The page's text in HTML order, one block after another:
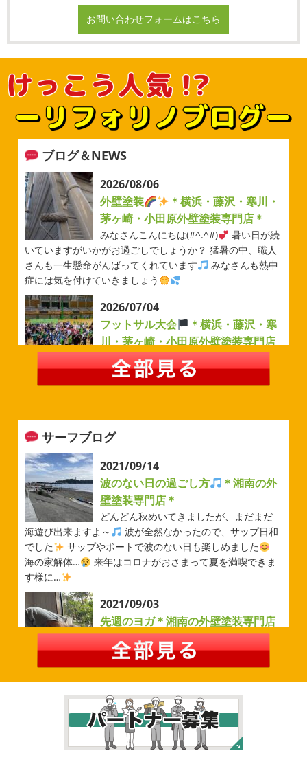
お問い合わせフォームはこちら
ブログ＆NEWS
2026/08/06
外壁塗装
＊横浜・藤沢・寒川・
茅ヶ崎・小田原外壁塗装専門店＊
みなさんこんにちは(#^.^#)
暑い日が続
いていますがいかがお過ごしでしょうか？ 猛暑の中、職人
さんも一生懸命がんばってくれています
みなさんも熱中
症には気を付けていきましょう
2026/07/04
フットサル大会
＊横浜・藤沢・寒
川・茅ヶ崎・小田原外壁塗装専門店
＊
みなさんこんにちは(#^.^#)
例年より過ごしやすい気温が
続いていますがいかがお過ごしでしょうか？ 先日は毎年恒
運動する機会が少ないのでいい運動になりました
...
2026/05/31
ベルマーレ
川・茅ヶ崎・小田原外壁塗装専門店
＊
みなさんこんにちは(#^.^#)
先日は試合の応援に行ったの
でその時の写真を載せようと思います
今シーズン初の応
援(*^▽^*) 弊社の新しい担当のキクチさんにも会えました
今シーズンもよろしくお願いいたします
自転車
＊横浜・藤沢・寒川・茅
ヶ崎・小田原外壁塗装専門店＊
みなさんこんにちは
ＧＷはいかがお
過ごしですか？ 先日は娘と海沿いにある公園で自転車の練
習に行ってきました
今まではキックボード派だったので
自転車に興味を示さなかったのですが、お友達の影響で欲
しいとお願いされたので ...
2026/02/26
3連休
＊横浜・藤沢・寒川・茅ヶ
サーフブログ
2021/09/14
波のない日の過ごし方
＊湘南の外
壁塗装専門店＊
どんどん秋めいてきましたが、まだまだ
海遊び出来ますよ～
波が全然なかったので、サップ日和
でした
サップやボートで波のない日も楽しめました
海の家解体…
来年はコロナがおさまって夏を満喫できま
す様に…
2021/09/03
先週のヨガ＊湘南の外壁塗装専門店
＊
先週のヨガ はい、可愛い～
ダウンド
ッグ
はおちゃんだいぶヨガがお上手に
伸ばしてる後
ろに、はおちゃんが積み上げたヨガブロックが
夏休み中
で先生の息子さんも
先生2人抱っこすごい
子連れ歓迎
ヨガ、運動の秋
...
2021/09/02